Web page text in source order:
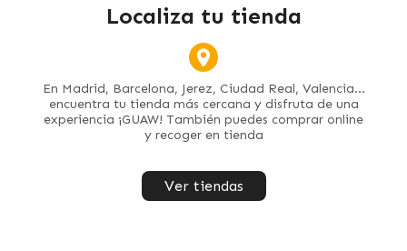
Localiza tu tienda
En Madrid, Barcelona, Jerez, Ciudad Real, Valencia...
encuentra tu tienda más cercana y disfruta de una
experiencia ¡GUAW! También puedes comprar online
y recoger en tienda
Ver tiendas